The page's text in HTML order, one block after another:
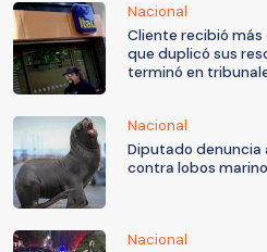
Nacional
Cliente recibió más
que duplicó sus
terminó en
Nacional
Diputado denuncia
contra lobos
Nacional